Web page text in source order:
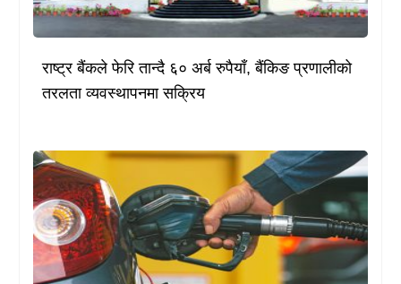
राष्ट्र बैंकले फेरि तान्दै ६० अर्ब रुपैयाँ, बैंकिङ प्रणालीको
तरलता व्यवस्थापनमा सक्रिय